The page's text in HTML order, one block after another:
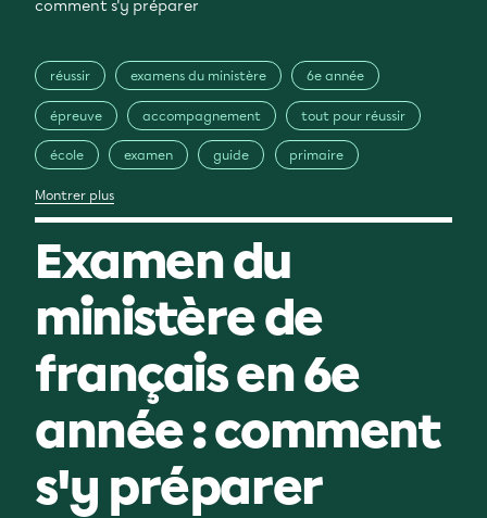
comment s'y préparer
réussir examens du ministère 6e année
épreuve accompagnement tout pour réussir
école examen guide primaire
Montrer plus
Examen du
ministère de
français en 6e
année : comment
s'y préparer